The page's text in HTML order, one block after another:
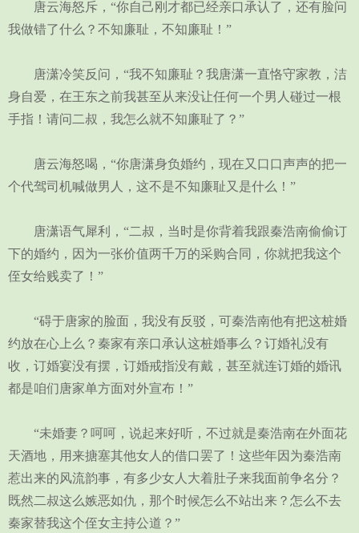
唐云海怒斥，“你自己刚才都已经亲口承认了，还有脸问
我做错了什么？不知廉耻，不知廉耻！”
唐潇冷笑反问，“我不知廉耻？我唐潇一直恪守家教，洁
身自爱，在王东之前我甚至从来没让任何一个男人碰过一根
手指！请问二叔，我怎么就不知廉耻了？”
唐云海怒喝，“你唐潇身负婚约，现在又口口声声的把一
个代驾司机喊做男人，这不是不知廉耻又是什么！”
唐潇语气犀利，“二叔，当时是你背着我跟秦浩南偷偷订
下的婚约，因为一张价值两千万的采购合同，你就把我这个
侄女给贱卖了！”
“碍于唐家的脸面，我没有反驳，可秦浩南他有把这桩婚
约放在心上么？秦家有亲口承认这桩婚事么？订婚礼没有
收，订婚宴没有摆，订婚戒指没有戴，甚至就连订婚的婚讯
都是咱们唐家单方面对外宣布！”
“未婚妻？呵呵，说起来好听，不过就是秦浩南在外面花
天酒地，用来搪塞其他女人的借口罢了！这些年因为秦浩南
惹出来的风流韵事，有多少女人大着肚子来我面前争名分？
既然二叔这么嫉恶如仇，那个时候怎么不站出来？怎么不去
秦家替我这个侄女主持公道？”